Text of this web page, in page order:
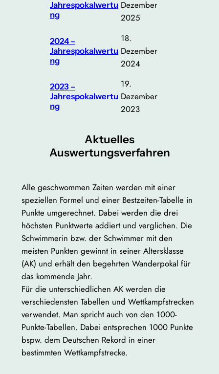
Jahrespokalwertu
ng
Dezember
2025
2024 –
Jahrespokalwertu
ng
18.
Dezember
2024
2023 –
Jahrespokalwertu
ng
19.
Dezember
2023
Aktuelles
Auswertungsverfahren
Alle geschwommen Zeiten werden mit einer
speziellen Formel und einer Bestzeiten-Tabelle in
Punkte umgerechnet. Dabei werden die drei
höchsten Punktwerte addiert und verglichen. Die
Schwimmerin bzw. der Schwimmer mit den
meisten Punkten gewinnt in seiner Altersklasse
(AK) und erhält den begehrten Wanderpokal für
das kommende Jahr.
Für die unterschiedlichen AK werden die
verschiedensten Tabellen und Wettkampfstrecken
verwendet. Man spricht auch von den 1000-
Punkte-Tabellen. Dabei entsprechen 1000 Punkte
bspw. dem Deutschen Rekord in einer
bestimmten Wettkampfstrecke.